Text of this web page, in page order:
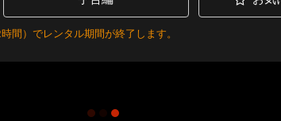
間）でレンタル期間が終了します。